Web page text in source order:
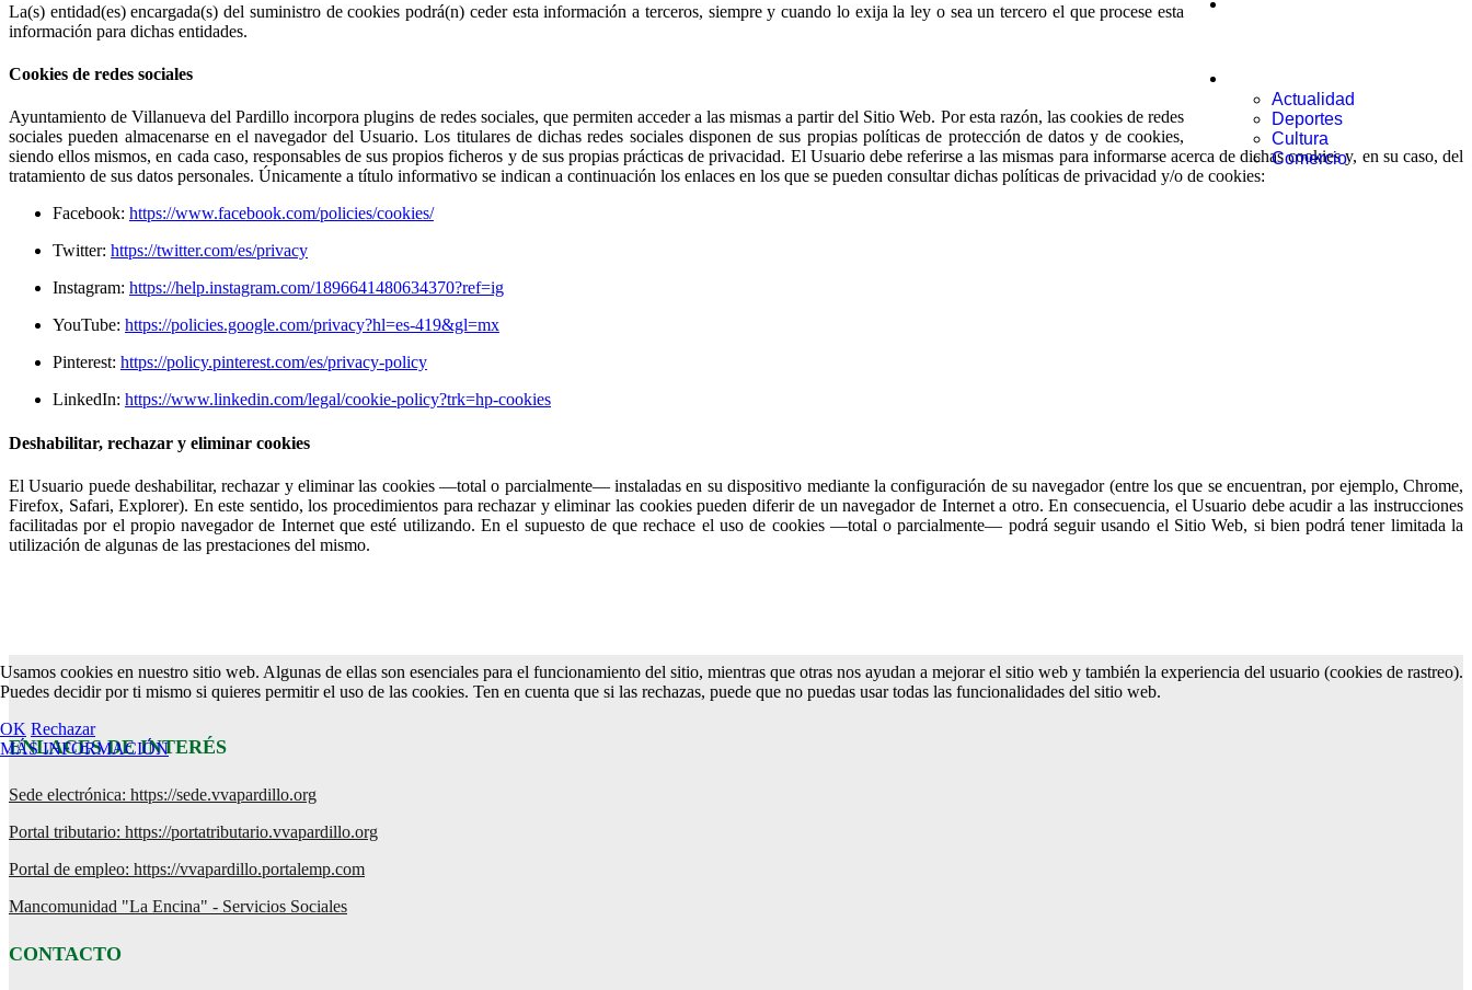
Actualidad
Deportes
Cultura
Comercio
La(s) entidad(es) encargada(s) del suministro de cookies podrá(n) ceder esta información a terceros, siempre y cuando lo exija la ley o sea un tercero el que procese esta
información para dichas entidades.
Cookies de redes sociales
Ayuntamiento de Villanueva del Pardillo incorpora plugins de redes sociales, que permiten acceder a las mismas a partir del Sitio Web. Por esta razón, las cookies de redes
sociales pueden almacenarse en el navegador del Usuario. Los titulares de dichas redes sociales disponen de sus propias políticas de protección de datos y de cookies,
siendo ellos mismos, en cada caso, responsables de sus propios ficheros y de sus propias prácticas de privacidad. El Usuario debe referirse a las mismas para informarse acerca de dichas cookies y, en su caso, del
tratamiento de sus datos personales. Únicamente a título informativo se indican a continuación los enlaces en los que se pueden consultar dichas políticas de privacidad y/o de cookies:
Facebook: https://www.facebook.com/policies/cookies/
Twitter: https://twitter.com/es/privacy
Instagram: https://help.instagram.com/1896641480634370?ref=ig
YouTube: https://policies.google.com/privacy?hl=es-419&gl=mx
Pinterest: https://policy.pinterest.com/es/privacy-policy
LinkedIn: https://www.linkedin.com/legal/cookie-policy?trk=hp-cookies
Deshabilitar, rechazar y eliminar cookies
El Usuario puede deshabilitar, rechazar y eliminar las cookies —total o parcialmente— instaladas en su dispositivo mediante la configuración de su navegador (entre los que se encuentran, por ejemplo, Chrome,
Firefox, Safari, Explorer). En este sentido, los procedimientos para rechazar y eliminar las cookies pueden diferir de un navegador de Internet a otro. En consecuencia, el Usuario debe acudir a las instrucciones
facilitadas por el propio navegador de Internet que esté utilizando. En el supuesto de que rechace el uso de cookies —total o parcialmente— podrá seguir usando el Sitio Web, si bien podrá tener limitada la
utilización de algunas de las prestaciones del mismo.
ENLACES DE INTERÉS
Sede electrónica: https://sede.vvapardillo.org
Portal tributario: https://portatributario.vvapardillo.org
Portal de empleo: https://vvapardillo.portalemp.com
Mancomunidad "La Encina" - Servicios Sociales
CONTACTO
Usamos cookies en nuestro sitio web. Algunas de ellas son esenciales para el funcionamiento del sitio, mientras que otras nos ayudan a mejorar el sitio web y también la experiencia del usuario (cookies de rastreo).
Puedes decidir por ti mismo si quieres permitir el uso de las cookies. Ten en cuenta que si las rechazas, puede que no puedas usar todas las funcionalidades del sitio web.
OK Rechazar
MÁS INFORMACIÓN